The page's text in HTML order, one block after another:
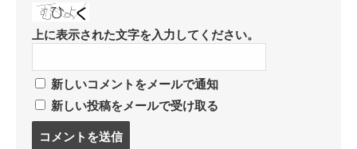
上に表示された文字を入力してください。
新しいコメントをメールで通知
新しい投稿をメールで受け取る